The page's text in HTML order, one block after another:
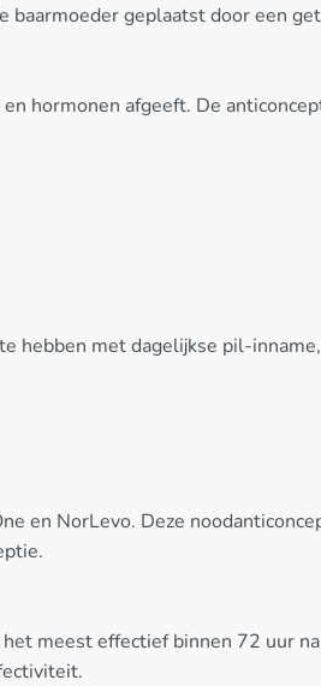
geplaatst door een
hormonen afgeeft. De
hebben met dagelijkse pil-
en NorLevo. Deze
meest effectief binnen 72 uur